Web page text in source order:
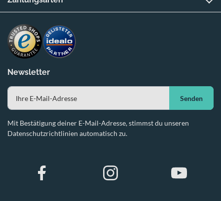
Newsletter
Senden
Mit Bestätigung deiner E-Mail-Adresse, stimmst du unseren
Datenschutzrichtlinien automatisch zu.